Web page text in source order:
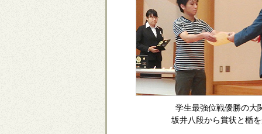
学生最強位戦優勝の大
坂井八段から賞状と楯